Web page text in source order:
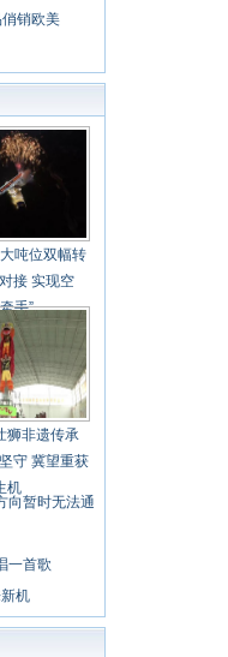
俏销欧美
吨位双幅转
接 实现空
手”
狮非遗传承
守 冀望重获
机
向暂时无法通
一首歌
机